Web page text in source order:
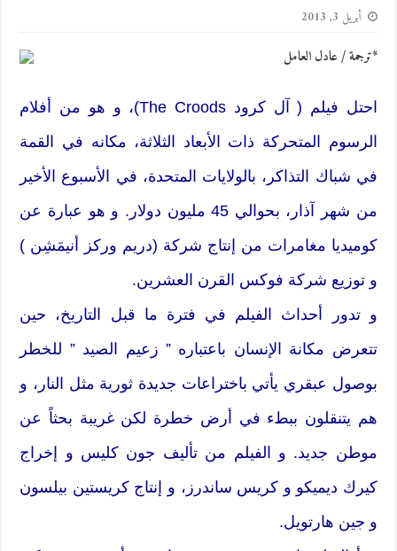
أبريل 3, 2013
*ترجمة / عادل العامل
احتل فيلم ( آل كرود The Croods)، و هو من أفلام
الرسوم المتحركة ذات الأبعاد الثلاثة، مكانه في القمة
في شباك التذاكر، بالولايات المتحدة، في الأسبوع الأخير
من شهر آذار، بحوالي 45 مليون دولار. و هو عبارة عن
كوميديا مغامرات من إنتاج شركة (دريم وركز أنيمَشِن )
و توزيع شركة فوكس القرن العشرين.
و تدور أحداث الفيلم في فترة ما قبل التاريخ، حين
تتعرض مكانة الإنسان باعتباره ” زعيم الصيد ” للخطر
بوصول عبقري يأتي باختراعات جديدة ثورية مثل النار، و
هم يتنقلون ببطء في أرض خطرة لكن غريبة بحثاً عن
موطن جديد. و الفيلم من تأليف جون كليس و إخراج
كيرك ديميكو و كريس ساندرز، و إنتاج كريستين بيلسون
و جين هارتويل.